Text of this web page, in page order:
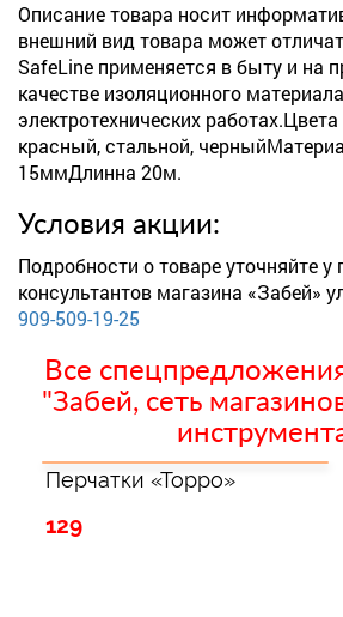
Описание товара носит
внешний вид товара может
SafeLine применяется в быту и на
качестве изоляционного
электротехнических
красный, стальной,
15ммДлинна 20м.
Условия акции:
Подробности о товаре уточняйте у
консультантов магазина «Забей»
909-509-19-25
Все
"Забей, сеть
Перчатки «Торро»
129